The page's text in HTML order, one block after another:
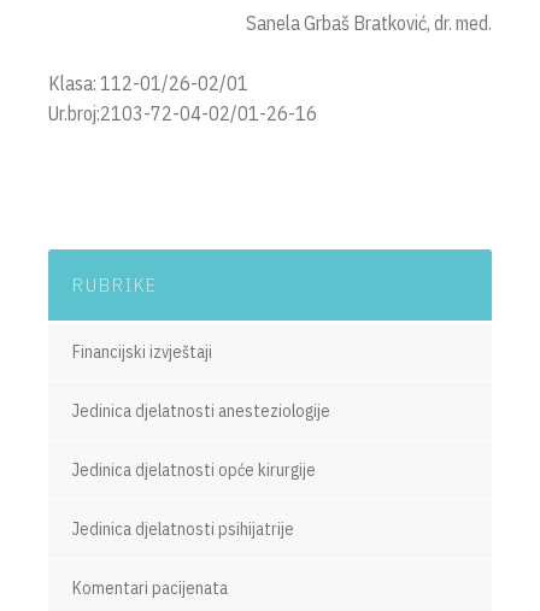
Sanela Grbaš Bratković, dr. med.
Klasa: 112-01/26-02/01
Ur.broj:2103-72-04-02/01-26-16
RUBRIKE
Financijski izvještaji
Jedinica djelatnosti anesteziologije
Jedinica djelatnosti opće kirurgije
Jedinica djelatnosti psihijatrije
Komentari pacijenata